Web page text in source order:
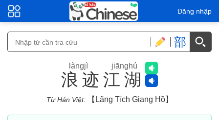
Đăng nhập
部
浪迹江湖
làngjì jiānghú
Từ Hán Việt:【lãng Tích Giang Hồ】